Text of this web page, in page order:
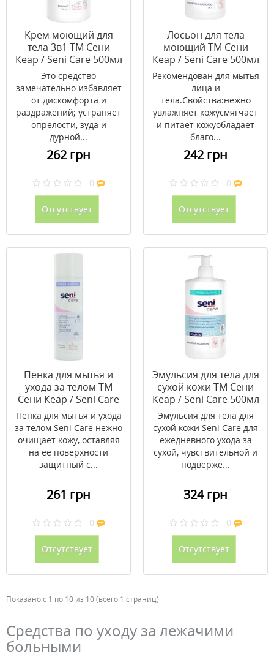
Крем моющий для
тела 3в1 ТМ Сени
Кеар / Seni Care 500мл
Это средство
замечательно избавляет
от дискомфорта и
раздражений; устраняет
опрелости, зуда и
дурной...
262 грн
0
Отсутствует
Лосьон для тела
моющий ТМ Сени
Кеар / Seni Care 500мл
Рекомендован для мытья
лица и
тела.Свойства:нежно
увлажняет кожусмягчает
и питает кожуобладает
благо...
242 грн
0
Отсутствует
Пенка для мытья и
ухода за телом ТМ
Сени Кеар / Seni Care
500мл
Пенка для мытья и ухода
за телом Seni Care нежно
очищает кожу, оставляя
на ее поверхности
защитный с...
261 грн
0
Отсутствует
Эмульсия для тела для
сухой кожи ТМ Сени
Кеар / Seni Care 500мл
Эмульсия для тела для
сухой кожи Seni Care для
ежедневного ухода за
сухой, чувствительной и
подверже...
324 грн
0
Отсутствует
Показано с 1 по 10 из 10 (всего 1 страниц)
Средства по уходу за лежачими
больными